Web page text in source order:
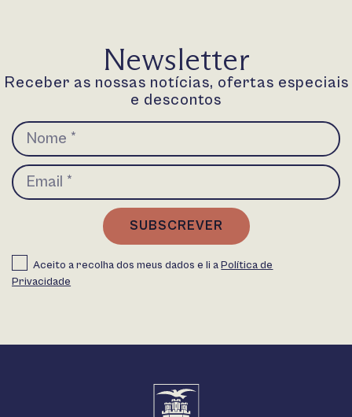
Newsletter
Receber as nossas notícias, ofertas especiais
e descontos
Aceito a recolha dos meus dados e li aPolítica de
Privacidade
SUBSCREVER